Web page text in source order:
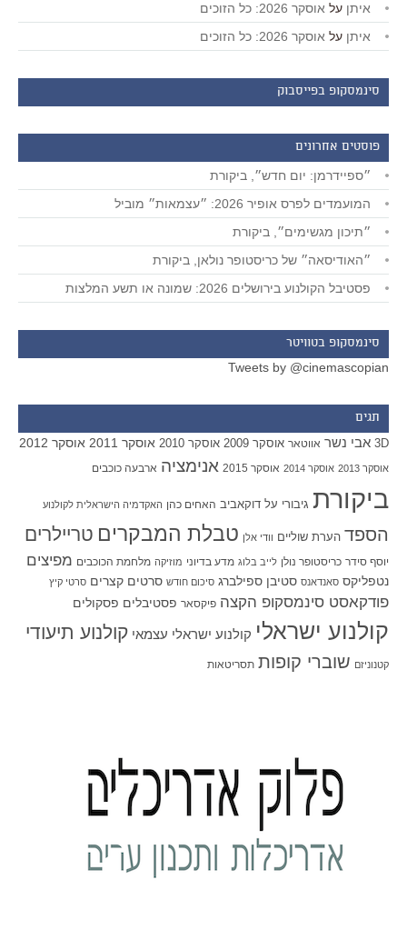
איתן על אוסקר 2026: כל הזוכים
איתן על אוסקר 2026: כל הזוכים
סינמסקופ בפייסבוק
פוסטים אחרונים
״ספיידרמן: יום חדש״, ביקורת
המועמדים לפרס אופיר 2026: ״עצמאות״ מוביל
״תיכון מגשימים״, ביקורת
״האודיסאה״ של כריסטופר נולאן, ביקורת
פסטיבל הקולנוע בירושלים 2026: שמונה או תשע המלצות
סינמסקופ בטוויטר
Tweets by @cinemascopian
תגים
3D אבי נשר אווטאר אוסקר 2009 אוסקר 2010 אוסקר 2011 אוסקר 2012
אוסקר 2013 אוסקר 2014 אוסקר 2015 אנימציה ארבעה כוכבים
ביקורת גיבורי על דוקאביב האחים כהן האקדמיה הישראלית לקולנוע
הספד הערת שוליים וודי אלן טבלת המבקרים טריילרים
יוסף סידר כריסטופר נולן לייב בלוג מדע בדיוני מוזיקה מלחמת הכוכבים מפיצים
נטפליקס סאנדאנס סטיבן ספילברג סיכום חודש סרטים קצרים סרטי קיץ
פודקאסט סינמסקופ הקצה פיקסאר פסטיבלים פסקולים
קולנוע ישראלי קולנוע ישראלי עצמאי קולנוע תיעודי
קטנוניזם שוברי קופות תסריטאות